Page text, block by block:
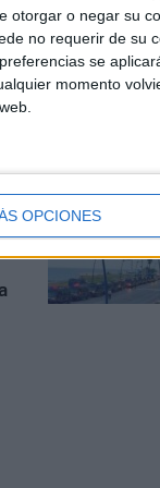
otorgar o negar su
no requerir de su
se
momento
OPCIONES